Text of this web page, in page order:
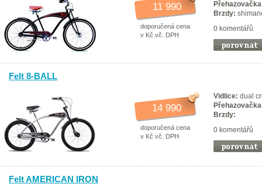
11 990
doporučená cena
v Kč vč. DPH
Brzdy:
0 komentářů
Felt 8-BALL
14 990
doporučená cena
v Kč vč. DPH
Vidlice: dual
Brzdy:
0 komentářů
Felt AMERICAN IRON